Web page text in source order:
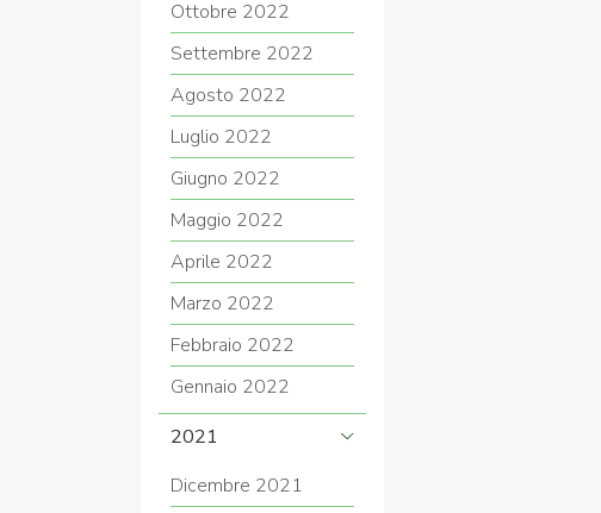
Ottobre 2022
Settembre 2022
Agosto 2022
Luglio 2022
Giugno 2022
Maggio 2022
Aprile 2022
Marzo 2022
Febbraio 2022
Gennaio 2022
2021
Dicembre 2021